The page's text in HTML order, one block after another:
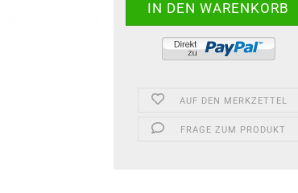
AUF DEN MERKZETTEL
FRAGE ZUM PRODUKT